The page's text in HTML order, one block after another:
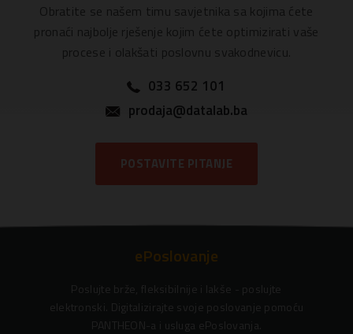
Obratite se našem timu savjetnika sa kojima ćete
pronaći najbolje rješenje kojim ćete optimizirati vaše
procese i olakšati poslovnu svakodnevicu.
033 652 101
prodaja@datalab.ba
POSTAVITE PITANJE
ePoslovanje
Poslujte brže, fleksibilnije i lakše - poslujte
elektronski. Digitalizirajte svoje poslovanje pomoću
PANTHEON-a i usluga ePoslovanja.